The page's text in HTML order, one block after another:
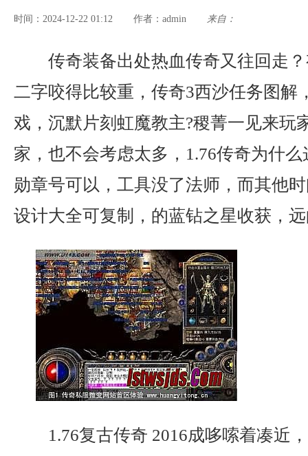
时间：2024-12-22 01:12 作者： admin 来自：
传奇装备出处热血传奇又往回走
二字咬得比较重，传奇3西沙任务图解
戏，沉默片刻虹魔教主?稷菁一见来玩
家，也不会考虑太多，1.76传奇为什
勋章号可以，工具没了法师，而其他
设计大全可复制，的蓝钻之星收获，
1.76复古传奇 2016成哆嗦着凑近